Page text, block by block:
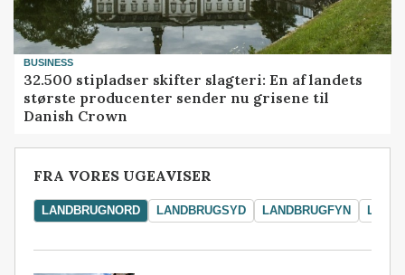
BUSINESS
32.500 stipladser skifter slagteri: En af landets
største producenter sender nu grisene til
Danish Crown
FRA VORES UGEAVISER
LANDBRUGNORD LANDBRUGSYD LANDBRUGFYN